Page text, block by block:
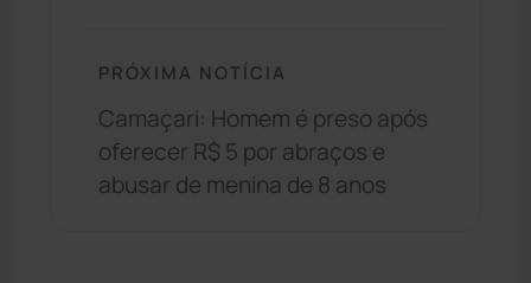
PRÓXIMA NOTÍCIA
Camaçari: Homem é preso após
oferecer R$ 5 por abraços e
abusar de menina de 8 anos